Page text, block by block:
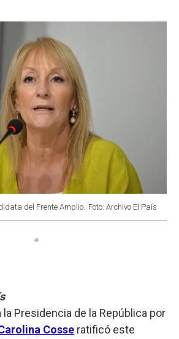
del Frente Amplio. Foto: Archivo El País
la Presidencia de la República por
Cosse ratificó este